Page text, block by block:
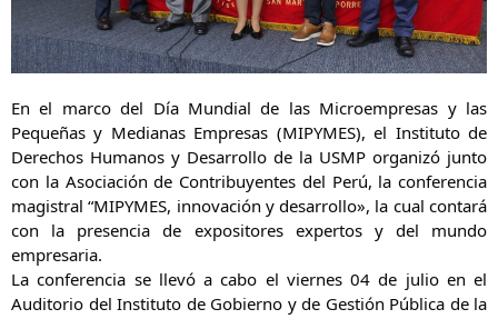
En el marco del Día Mundial de las Microempresas y las
Pequeñas y Medianas Empresas (MIPYMES), el Instituto de
Derechos Humanos y Desarrollo de la USMP organizó junto
con la Asociación de Contribuyentes del Perú, la conferencia
magistral “MIPYMES, innovación y desarrollo», la cual contará
con la presencia de expositores expertos y del mundo
empresaria.
La conferencia se llevó a cabo el viernes 04 de julio en el
Auditorio del Instituto de Gobierno y de Gestión Pública de la